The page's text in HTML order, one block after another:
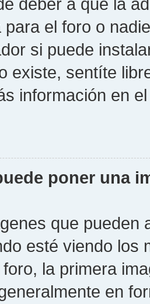
para el foro o
si puede
existe, sentíte
información en
poner una
que pueden
esté viendo los
la primera
en